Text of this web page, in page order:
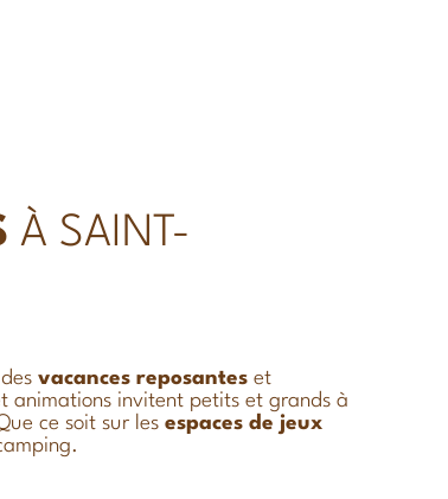
À SAINT-
vacances reposantes et
animations invitent petits et grands à
ce soit sur les espaces de jeux